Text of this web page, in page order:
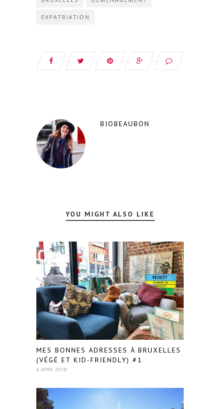
EXPATRIATION
BIOBEAUBON
YOU MIGHT ALSO LIKE
MES BONNES ADRESSES À BRUXELLES
(VÉGÉ ET KID-FRIENDLY) #1
6 APRIL 2018